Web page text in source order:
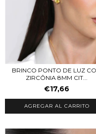
BRINCO PONTO DE LUZ
ZIRCÔNIA 8MM CIT...
€17,66
AGREGAR AL CARRITO